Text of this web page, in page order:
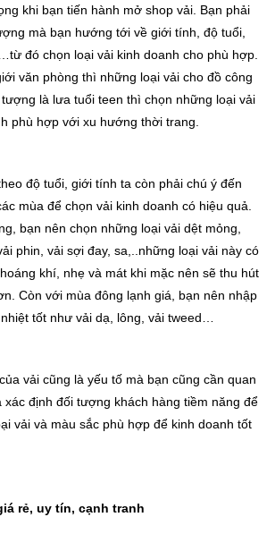
khi bạn tiến hành mở shop vải. Bạn phải
mà bạn hướng tới về giới tính, độ tuổi,
đó chọn loại vải kinh doanh cho phù hợp.
văn phòng thì những loại vải cho đồ công
là lưa tuổi teen thì chọn những loại vải
phù hợp với xu hướng thời trang.
độ tuổi, giới tính ta còn phải chú ý đến
mùa để chọn vải kinh doanh có hiệu quả.
bạn nên chọn những loại vải dệt mỏng,
phin, vải sợi đay, sa,..những loại vải này có
khí, nhẹ và mát khi mặc nên sẽ thu hút
Còn với mùa đông lạnh giá, bạn nên nhập
tốt như vải dạ, lông, vải tweed…
vải cũng là yếu tố mà bạn cũng cần quan
xác định đối tượng khách hàng tiềm năng để
vải và màu sắc phù hợp để kinh doanh tốt
rẻ, uy tín, cạnh tranh